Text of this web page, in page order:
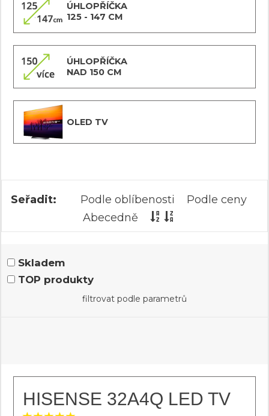
ÚHLOPŘÍČKA
125 - 147 CM
ÚHLOPŘÍČKA
NAD 150 CM
OLED TV
Seřadit: Podle oblíbenosti
Podle ceny
Abecedně
Skladem
TOP produkty
filtrovat podle parametrů
HISENSE 32A4Q LED TV